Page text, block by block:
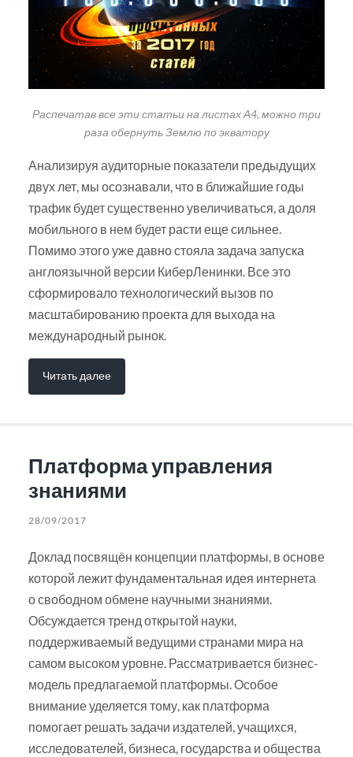
Распечатав все эти статьи на листах А4, можно три
раза обернуть Землю по экватору
Анализируя аудиторные показатели предыдущих
двух лет, мы осознавали, что в ближайшие годы
трафик будет существенно увеличиваться, а доля
мобильного в нем будет расти еще сильнее.
Помимо этого уже давно стояла задача запуска
англоязычной версии КиберЛенинки. Все это
сформировало технологический вызов по
масштабированию проекта для выхода на
международный рынок.
Читать далее
Платформа управления
знаниями
28/09/2017
Доклад посвящён концепции платформы, в основе
которой лежит фундаментальная идея интернета
о свободном обмене научными знаниями.
Обсуждается тренд открытой науки,
поддерживаемый ведущими странами мира на
самом высоком уровне. Рассматривается бизнес-
модель предлагаемой платформы. Особое
внимание уделяется тому, как платформа
помогает решать задачи издателей, учащихся,
исследователей, бизнеса, государства и общества